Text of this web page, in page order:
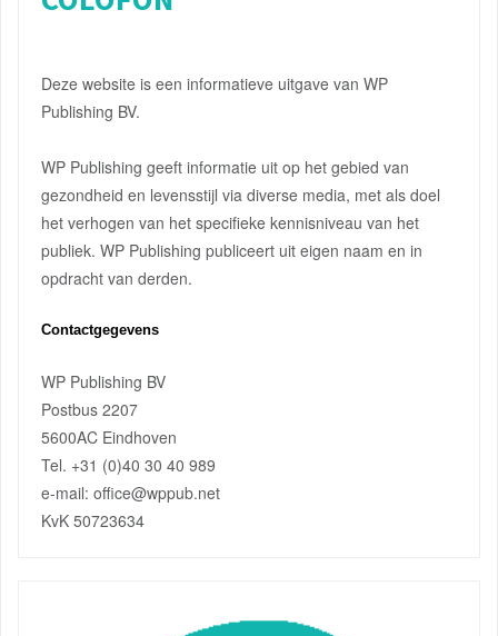
Deze website is een informatieve uitgave van WP
Publishing BV.
WP Publishing geeft informatie uit op het gebied van
gezondheid en levensstijl via diverse media, met als doel
het verhogen van het specifieke kennisniveau van het
publiek. WP Publishing publiceert uit eigen naam en in
opdracht van derden.
Contactgegevens
WP Publishing BV
Postbus 2207
5600AC Eindhoven
Tel. +31 (0)40 30 40 989
e-mail: office@wppub.net
KvK 50723634